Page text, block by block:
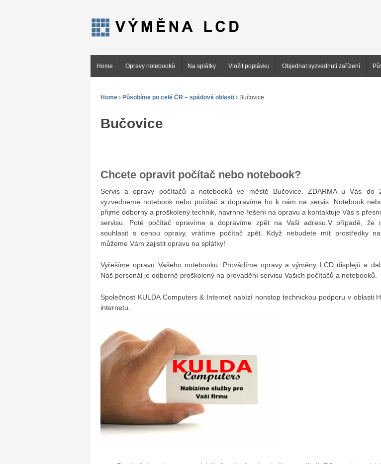
Home Opravy notebooků Na splátky Vložit poptávku Objednat vyzvednutí zařízení
Home › Působíme po celé ČR – spádové oblasti › Bučovice
Bučovice
Chcete opravit počítač nebo notebook?
Servis a opravy počítačů a notebooků ve městě Bučovice. ZDARMA u Vás do
vyzvedneme notebook nebo počítač a dopravíme ho k nám na servis. Notebook
přijme odborný a proškolený technik, navrhne řešení na opravu a kontaktuje Vás s
servisu. Poté počítač opravíme a dopravíme zpět na Vaši adresu.V případě, že
souhlasit s cenou opravy, vrátíme počítač zpět. Když nebudete mít prostředky na
můžeme Vám zajistit opravu na splátky!
Vyřešíme opravu Vašeho notebooku. Provádíme opravy a výměny LCD displejů a
Náš personál je odborně proškolený na provádění servisu Vašich počítačů a notebooků.
Společnost KULDA Computers & Internet nabízí nonstop technickou podporu v oblasti
internetu.